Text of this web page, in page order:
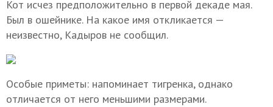
Кот исчез предположительно в первой декаде мая.
Был в ошейнике. На какое имя откликается —
неизвестно, Кадыров не сообщил.
Особые приметы: напоминает тигренка, однако
отличается от него меньшими размерами.